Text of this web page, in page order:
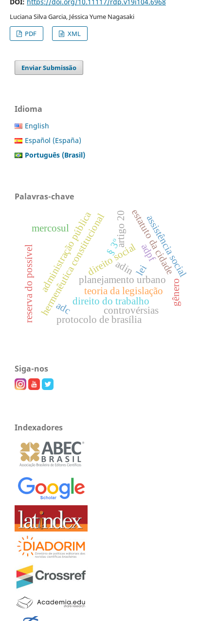
DOI: https://doi.org/10.11117/rdp.v19i104.6968
Luciana Silva Garcia, Jéssica Yume Nagasaki
PDF
XML
Enviar Submissão
Idioma
English
Español (España)
Português (Brasil)
Palavras-chave
planejamento urbano
hermenêutica constitucional estatuto da cidade
reserva do possível lei
teoria da legislação
administração públicadireito social assistência social
artigo 20
§ 3º
direito do trabalho
controvérsias
mercosul
protocolo de brasília
adc
adin
adpf
gênero
Siga-nos
Indexadores